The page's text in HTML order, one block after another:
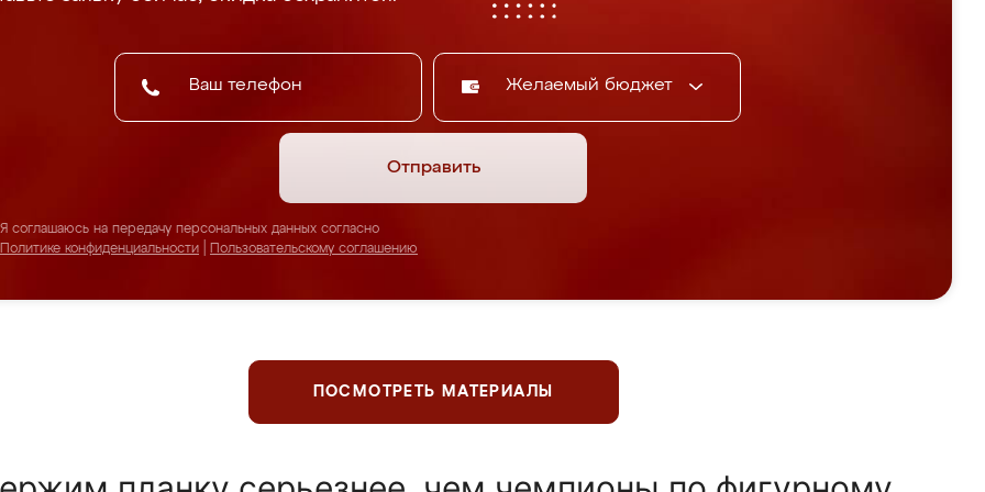
Желаемый бюджет
Отправить
Я соглашаюсь на передачу персональных данных согласно
Политике конфиденциальности
Пользовательскому соглашению
ПОСМОТРЕТЬ МАТЕРИАЛЫ